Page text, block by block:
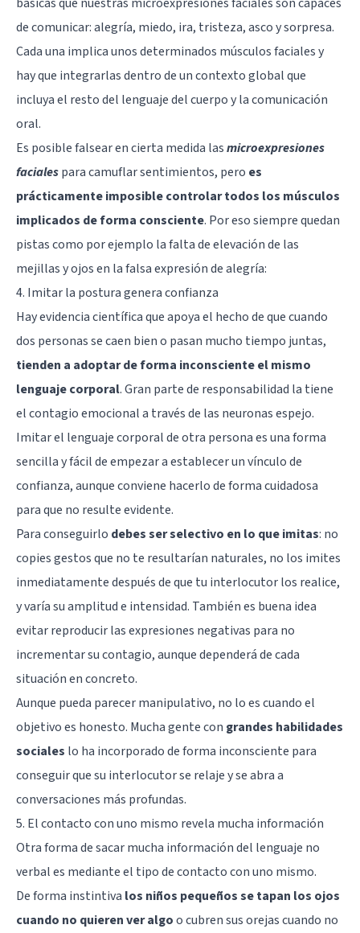
de comunicar: alegría, miedo, ira, tristeza, asco y sorpresa.
Cada una implica unos determinados músculos faciales y
hay que integrarlas dentro de un contexto global que
incluya el resto del lenguaje del cuerpo y la comunicación
oral.
Es posible falsear en cierta medida lasmicroexpresiones
facialespara camuflar sentimientos, pero es
prácticamente imposible controlar todos los músculos
implicados de forma consciente. Por eso siempre quedan
pistas como por ejemplo la falta de elevación de las
mejillas y ojos en la falsa expresión de alegría:
4. Imitar la postura genera confianza
Hay evidencia científica que apoya el hecho de que cuando
dos personas se caen bien o pasan mucho tiempo juntas,
tienden a adoptar de forma inconsciente el mismo
lenguaje corporal. Gran parte de responsabilidad la tiene
el contagio emocional a través de las neuronas espejo.
Imitar el lenguaje corporal de otra persona es una forma
sencilla y fácil de empezar a establecer un vínculo de
confianza, aunque conviene hacerlo de forma cuidadosa
para que no resulte evidente.
Para conseguirlo debes ser selectivo en lo que imitas: no
copies gestos que no te resultarían naturales, no los imites
inmediatamente después de que tu interlocutor los realice,
y varía su amplitud e intensidad. También es buena idea
evitar reproducir las expresiones negativas para no
incrementar su contagio, aunque dependerá de cada
situación en concreto.
Aunque pueda parecer manipulativo, no lo es cuando el
objetivo es honesto. Mucha gente con grandes habilidades
sociales lo ha incorporado de forma inconsciente para
conseguir que su interlocutor se relaje y se abra a
conversaciones más profundas.
5. El contacto con uno mismo revela mucha información
Otra forma de sacar mucha información del lenguaje no
verbal es mediante el tipo de contacto con uno mismo.
De forma instintiva los niños pequeños se tapan los ojos
cuando no quieren ver algoo cubren sus orejas cuando no